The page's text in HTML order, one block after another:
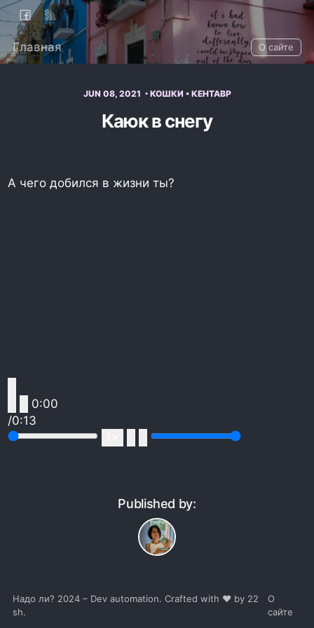
Главная О сайте
JUN 08, 2021 КОШКИ • КЕНТАВР
Каюк в снегу
А чего добился в жизни ты?
0:00
/0:13
Published by:
Надо ли? 2024 – Dev automation. Crafted with ❤️ by 22
sh.
О
сайте